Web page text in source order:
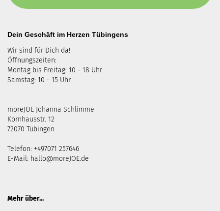
Dein Geschäft im Herzen Tübingens
Wir sind für Dich da!
Öffnungszeiten:
Montag bis Freitag: 10 - 18 Uhr
Samstag: 10 - 15 Uhr
moreJOE Johanna Schlimme
Kornhausstr. 12
72070 Tübingen
Telefon: +497071 257646
E-Mail: hallo@moreJOE.de
Mehr über...